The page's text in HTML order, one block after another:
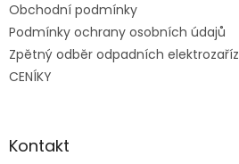
Obchodní podmínky
Podmínky ochrany osobních údajů
Zpětný odběr odpadních
CENÍKY
Kontakt